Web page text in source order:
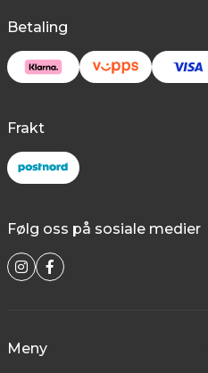
Betaling
Frakt
Følg oss på sosiale medier
Meny